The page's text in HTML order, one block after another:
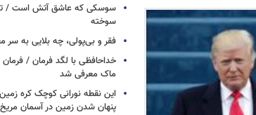
سوسکی که عاشق آتش است /
سوخته
فقر و بی‌پولی، چه بلایی به سر
خداحافظی با لگد فرمان /
ماک معرفی شد
این نقطه نورانی کوچک کره
پنهان شدن زمین در آسمان مریخ